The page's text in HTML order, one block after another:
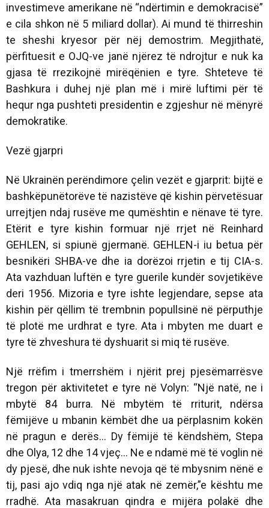
investimeve amerikane në “ndërtimin e demokracisë”
e cila shkon në 5 miliard dollar). Ai mund të thirreshin
te sheshi kryesor për nëj demostrim. Megjithatë,
përfituesit e OJQ-ve janë njërez të ndrojtur e nuk ka
gjasa të rrezikojnë mirëqënien e tyre. Shteteve të
Bashkura i duhej një plan më i mirë luftimi për të
hequr nga pushteti presidentin e zgjeshur në mënyrë
demokratike.
Vezë gjarpri
Në Ukrainën perëndimore çelin vezët e gjarprit: bijtë e
bashkëpunëtorëve të nazistëve që kishin përvetësuar
urrejtjen ndaj rusëve me qumështin e nënave të tyre.
Etërit e tyre kishin formuar një rrjet në Reinhard
GEHLEN, si spiunë gjermanë. GEHLEN-i iu betua për
besnikëri SHBA-ve dhe ia dorëzoi rrjetin e tij CIA-s.
Ata vazhduan luftën e tyre guerile kundër sovjetikëve
deri 1956. Mizoria e tyre ishte legjendare, sepse ata
kishin për qëllim të trembnin popullsinë në përputhje
të plotë me urdhrat e tyre. Ata i mbyten me duart e
tyre të zhveshura të dyshuarit si miq të rusëve.
Një rrëfim i tmerrshëm i njërit prej pjesëmarrësve
tregon për aktivitetet e tyre në Volyn: “Një natë, ne i
mbytë 84 burra. Në mbytëm të rriturit, ndërsa
fëmijëve u mbanin këmbët dhe ua përplasnim kokën
në pragun e derës... Dy fëmijë të këndshëm, Stepa
dhe Olya, 12 dhe 14 vjeç... Ne e ndamë më të voglin në
dy pjesë, dhe nuk ishte nevoja që të mbysnim nënë e
tij, pasi ajo vdiq nga një atak në zemër,”e kështu me
rradhë. Ata masakruan qindra e mijëra polakë dhe